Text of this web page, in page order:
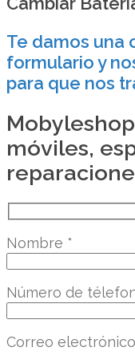
Te damos una
formulario y
para que nos
móviles,
Nombre *
Número de
Correo electrónico